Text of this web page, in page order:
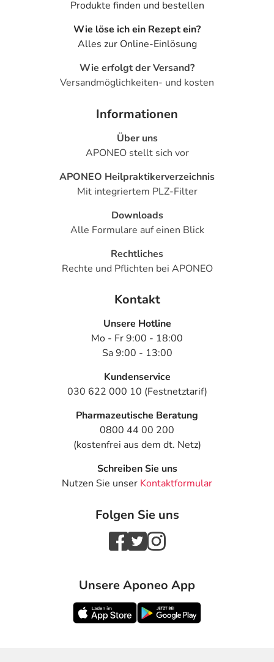
Produkte finden und bestellen
Wie löse ich ein Rezept ein?
Alles zur Online-Einlösung
Wie erfolgt der Versand?
Versandmöglichkeiten- und kosten
Informationen
Über uns
APONEO stellt sich vor
APONEO Heilpraktikerverzeichnis
Mit integriertem PLZ-Filter
Downloads
Alle Formulare auf einen Blick
Rechtliches
Rechte und Pflichten bei APONEO
Kontakt
Unsere Hotline
Mo - Fr 9:00 - 18:00
Sa 9:00 - 13:00
Kundenservice
030 622 000 10 (Festnetztarif)
Pharmazeutische Beratung
0800 44 00 200
(kostenfrei aus dem dt. Netz)
Schreiben Sie uns
Nutzen Sie unser Kontaktformular
Folgen Sie uns
Unsere Aponeo App